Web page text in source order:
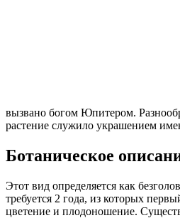
вызвано богом Юпитером.
растение служило украшением
Ботаническое
Этот вид определяется как
требуется 2 года, из которых
цветение и плодоношение.